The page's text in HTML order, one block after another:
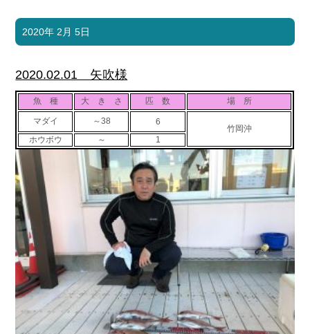
2020年 2月 5日
2020.02.01 矢吹様
魚 種 大 き さ 匹 数 場 所
マダイ ～38 6
竹岡沖
ホウボウ
～ 1